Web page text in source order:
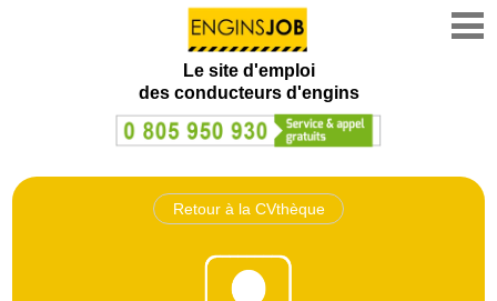
Le site d'emploi
des conducteurs d'engins
Retour à la CVthèque